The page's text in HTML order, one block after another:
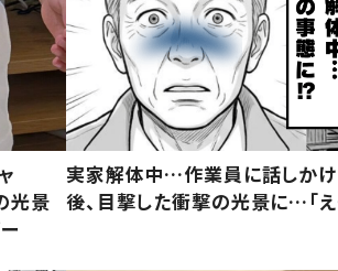
光景
実家解体中…作業員に話しかけ
後、目撃した衝撃の光景に…「え